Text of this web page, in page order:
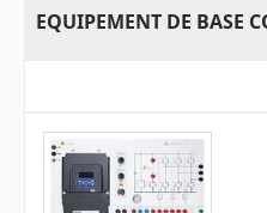
EQUIPEMENT DE BASE